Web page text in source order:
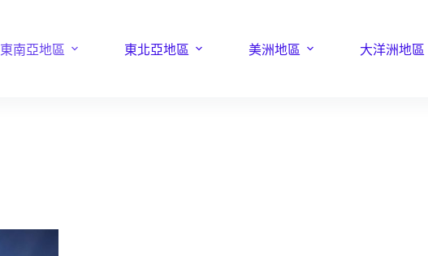
東南亞地區 東北亞地區 美洲地區 大洋洲地區